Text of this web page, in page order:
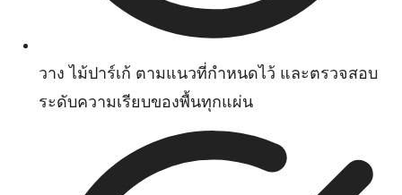
วาง ไม้ปาร์เก้ ตามแนวที่กำหนดไว้ และตรวจสอบ
ระดับความเรียบของพื้นทุกแผ่น